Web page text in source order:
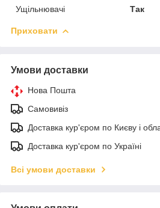
Ущільнювачі
Так
Приховати
Умови доставки
Нова Пошта
Самовивіз
Доставка кур'єром по Києву і
Доставка кур'єром по Україні
Всі умови доставки